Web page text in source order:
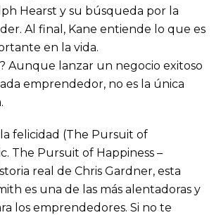
Hearst y su búsqueda por la
Al final, Kane entiende lo que es
en la vida.
Aunque lanzar un negocio exitoso
emprendedor, no es la única
felicidad (The Pursuit of
The Pursuit of Happiness –
real de Chris Gardner, esta
es una de las más alentadoras y
los emprendedores. Si no te